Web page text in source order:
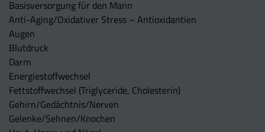
Basisversorgung für den Mann
Anti-Aging/Oxidativer Stress – Antioxidantien
Augen
Blutdruck
Darm
Energiestoffwechsel
Fettstoffwechsel (Triglyceride, Cholesterin)
Gehirn/Gedächtnis/Nerven
Gelenke/Sehnen/Knochen